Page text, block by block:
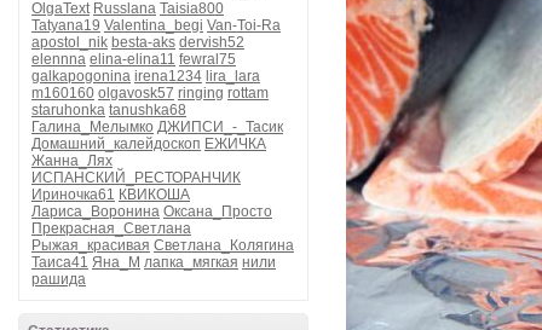
OlgaText Russlana Taisia800
Tatyana19 Valentina_begi Van-Toi-Ra
apostol_nik besta-aks dervish52
elennna elina-elina11 fewral75
galkapogonina irena1234 lira_lara
m160160 olgavosk57 ringing rottam
staruhonka tanushka68
Галина_Мелымко ДЖИПСИ_-_Тасик
Домашний_калейдоскоп ЕЖИЧКА
Жанна_Лях
ИСПАНСКИЙ_РЕСТОРАНЧИК
Ириночка61 КВИКОША
Лариса_Воронина Оксана_Просто
Прекрасная_Светлана
Рыжая_красивая Светлана_Колягина
Таиса41 Яна_М лапка_мягкая нили
рашида